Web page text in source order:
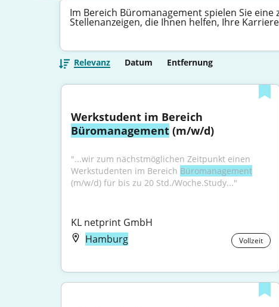
Im Bereich Büromanagement spielen Sie
Stellenanzeigen, die Ihnen helfen, Ihre
Relevanz Datum Entfernung
Büromanagement (m/w/d)
"...wir zum nächstmöglichen Zeitpunkt einen
Werkstudenten im Bereich Büromanagement
(m/w/d) für bis zu 20 Std./Woche.Study..."
KL netprint GmbH
Hamburg
Vollzeit